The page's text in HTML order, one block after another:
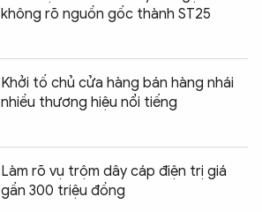
không rõ nguồn gốc thành ST25
Khởi tố chủ cửa hàng bán hàng nhái
nhiều thương hiệu nổi tiếng
Làm rõ vụ trộm dây cáp điện trị giá
gần 300 triệu đồng